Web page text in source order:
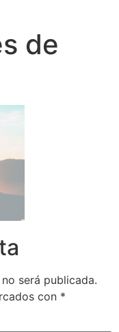
de
será publicada.
con *